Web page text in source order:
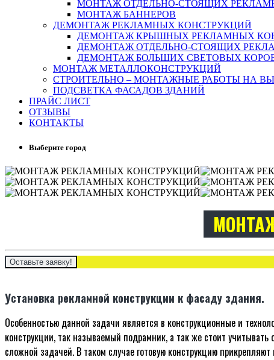
МОНТАЖ ОТДЕЛЬНО-СТОЯЩИХ
МОНТАЖ БАННЕРОВ
ДЕМОНТАЖ РЕКЛАМНЫХ КОНСТРУКЦИЙ
ДЕМОНТАЖ КРЫШНЫХ РЕКЛАМНЫХ
ДЕМОНТАЖ ОТДЕЛЬНО-СТОЯЩИХ
ДЕМОНТАЖ БОЛЬШИХ СВЕТОВЫХ
МОНТАЖ МЕТАЛЛОКОНСТРУКЦИЙ
СТРОИТЕЛЬНО – МОНТАЖНЫЕ РАБОТЫ НА
ПОДСВЕТКА ФАСАДОВ ЗДАНИЙ
ПРАЙС ЛИСТ
ОТЗЫВЫ
КОНТАКТЫ
Выберите город
Оставьте заявку!
Установка рекламной конструкции к фасаду здания.
Особенностью данной задачи является в конструкционные и
конструкции, так называемый подрамник, а так же стоит учитывать
сложной задачей. В таком случае готовую конструкцию